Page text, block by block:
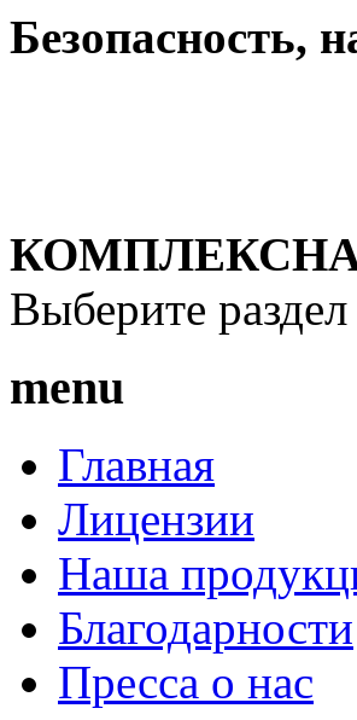
Безопасность,
Выберите раздел
menu
Главная
Лицензии
Наша
Благодарности
Пресса о нас